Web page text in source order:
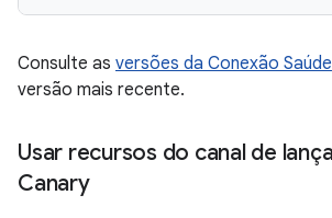
Consulte as versões da Conexão Saúde
versão mais recente.
Usar recursos do canal de
Canary